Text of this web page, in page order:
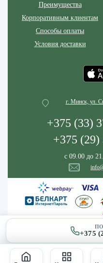
+375
Преимущества
Корпоративным клиентам
Способы оплаты
Условия доставки
г. Минск, ул.
+375 (33)
+375 (29)
с 09.00 до